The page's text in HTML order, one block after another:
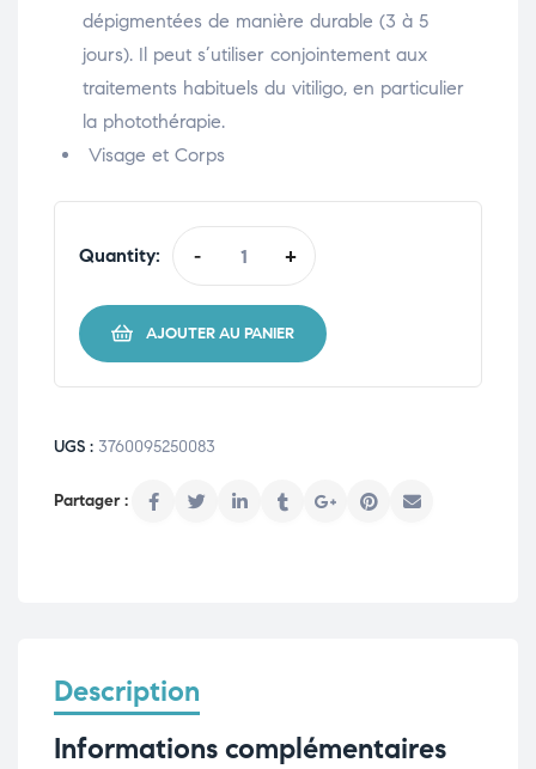
dépigmentées de manière durable (3 à 5
jours). Il peut s’utiliser conjointement aux
traitements habituels du vitiligo, en particulier
la photothérapie.
Visage et Corps
Quantity: - +
AJOUTER AU PANIER
UGS : 3760095250083
Description
Informations complémentaires